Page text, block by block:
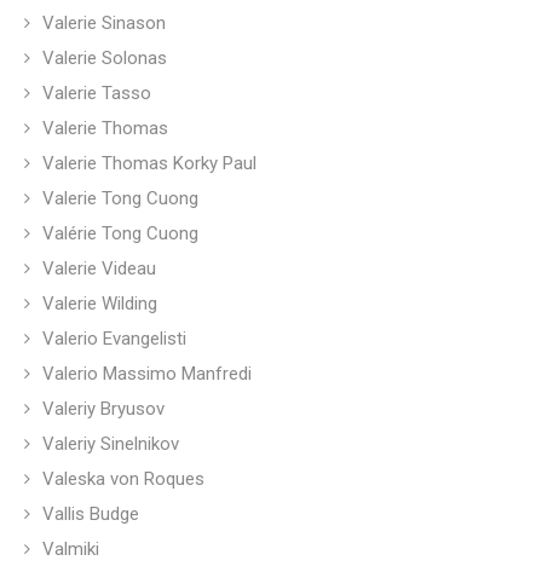
Valerie Sinason
Valerie Solonas
Valerie Tasso
Valerie Thomas
Valerie Thomas Korky Paul
Valerie Tong Cuong
Valérie Tong Cuong
Valerie Videau
Valerie Wilding
Valerio Evangelisti
Valerio Massimo Manfredi
Valeriy Bryusov
Valeriy Sinelnikov
Valeska von Roques
Vallis Budge
Valmiki